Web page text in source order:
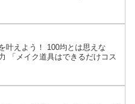
叶えよう！ 100均とは思えな
「メイク道具はできるだけコス